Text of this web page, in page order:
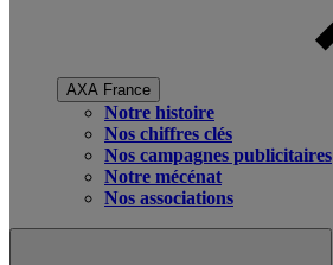
AXA France
Notre histoire
Nos chiffres clés
Nos campagnes publicitaires
Notre mécénat
Nos associations